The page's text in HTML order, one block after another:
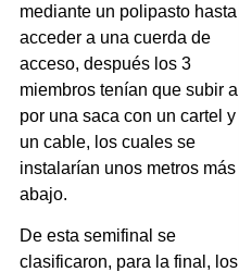
mediante un polipasto hasta
acceder a una cuerda de
acceso, después los 3
miembros tenían que subir a
por una saca con un cartel y
un cable, los cuales se
instalarían unos metros más
abajo.
De esta semifinal se
clasificaron, para la final, los